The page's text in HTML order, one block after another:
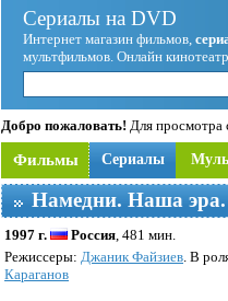
Сериалы на DVD
Интернет магазин фильмов,
мультфильмов. Онлайн
Добро пожаловать! Для просмотра
Фильмы Сериалы
Намедни. Наша эра.
1997 г. Россия, 481 мин.
Режисcеры: Джаник Файзиев. В
Караганов